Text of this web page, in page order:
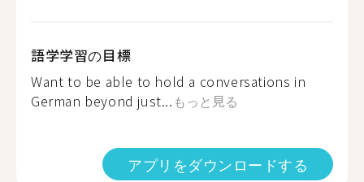
語学学習の目標
Want to be able to hold a conversations in
German beyond just... もっと見る
アプリをダウンロードする